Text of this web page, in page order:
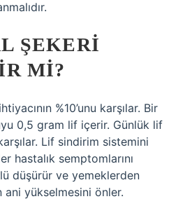
ŞEKERI
MI?
%10’unu karşılar. Bir
0,5 gram lif içerir. Günlük lif
karşılar. Lif sindirim sistemini
hastalık semptomlarını
düşürür ve yemeklerden
ani yükselmesini önler.